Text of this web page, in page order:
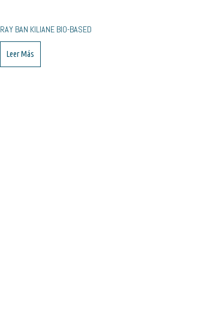
RAY BAN KILIANE BIO-BASED
Leer Más